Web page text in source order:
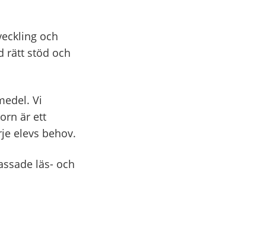
och
rätt stöd och
Vi
är ett
elevs behov.
läs- och